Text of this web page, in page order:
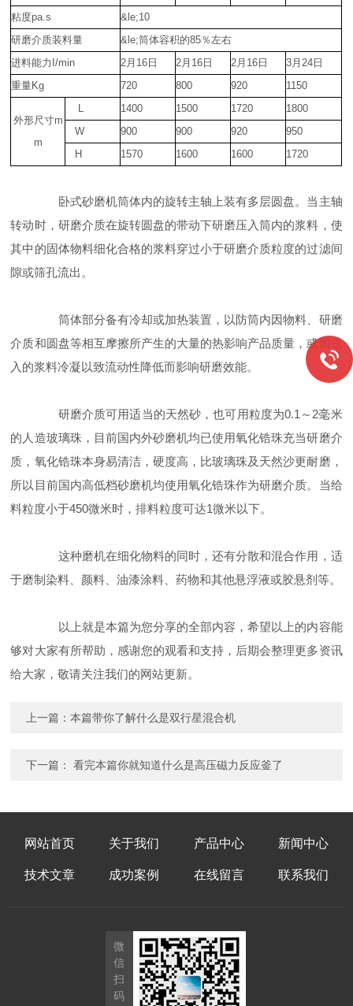
粘度pa.s
&le;10
研磨介质装料量
&le;筒体容积的85％左右
进料能力I/min
2月16日 2月16日 2月16日
3月24日
重量Kg
720 800 920 1150
外形尺寸m
m
L 1400 1500 1720
1800
W
900 900 920
950
H
1570 1600 1600 1720
卧式砂磨机筒体内的旋转主轴上装有多层圆盘。当主轴
转动时，研磨介质在旋转圆盘的带动下研磨压入筒内的浆料，使
其中的固体物料细化合格的浆料穿过小于研磨介质粒度的过滤间
隙或筛孔流出。
筒体部分备有冷却或加热装置，以防筒内因物料、研磨
介质和圆盘等相互摩擦所产生的大量的热影响产品质量，或因送
入的浆料冷凝以致流动性降低而影响研磨效能。
研磨介质可用适当的天然砂，也可用粒度为0.1～2毫米
的人造玻璃珠，目前国内外砂磨机均已使用氧化锆珠充当研磨介
质，氧化锆珠本身易清洁，硬度高，比玻璃珠及天然沙更耐磨，
所以目前国内高低档砂磨机均使用氧化锆珠作为研磨介质。当给
料粒度小于450微米时，排料粒度可达1微米以下。
这种磨机在细化物料的同时，还有分散和混合作用，适
于磨制染料、颜料、油漆涂料、药物和其他悬浮液或胶悬剂等。
以上就是本篇为您分享的全部内容，希望以上的内容能
够对大家有所帮助，感谢您的观看和支持，后期会整理更多资讯
给大家，敬请关注我们的网站更新。
上一篇：本篇带你了解什么是双行星混合机
下一篇：看完本篇你就知道什么是高压磁力反应釜了
网站首页 关于我们 产品中心 新闻中心
技术文章 成功案例 在线留言 联系我们
微
信
扫
码